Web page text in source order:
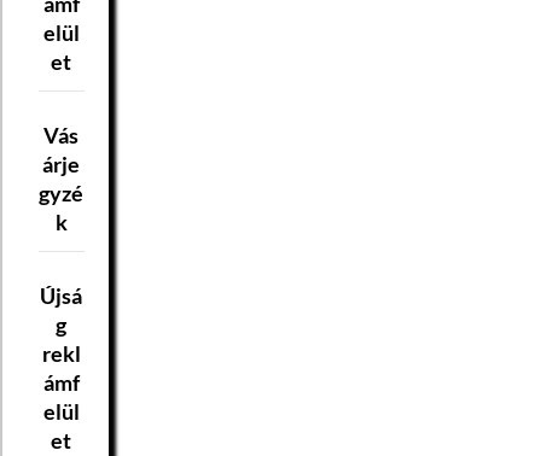
elül
et
Vás
árje
gyzé
k
Újsá
g
rekl
ámf
elül
et